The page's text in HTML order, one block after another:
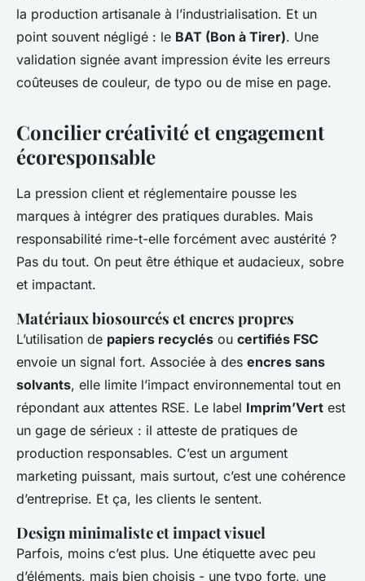
la production artisanale à l’industrialisation. Et un
point souvent négligé : le BAT (Bon à Tirer). Une
validation signée avant impression évite les erreurs
coûteuses de couleur, de typo ou de mise en page.
Concilier créativité et engagement
écoresponsable
La pression client et réglementaire pousse les
marques à intégrer des pratiques durables. Mais
responsabilité rime-t-elle forcément avec austérité ?
Pas du tout. On peut être éthique et audacieux, sobre
et impactant.
Matériaux biosourcés et encres propres
L’utilisation de papiers recyclés ou certifiés FSC
envoie un signal fort. Associée à des encres sans
solvants, elle limite l’impact environnemental tout en
répondant aux attentes RSE. Le label Imprim’Vert est
un gage de sérieux : il atteste de pratiques de
production responsables. C’est un argument
marketing puissant, mais surtout, c’est une cohérence
d’entreprise. Et ça, les clients le sentent.
Design minimaliste et impact visuel
Parfois, moins c’est plus. Une étiquette avec peu
d’éléments, mais bien choisis - une typo forte, une